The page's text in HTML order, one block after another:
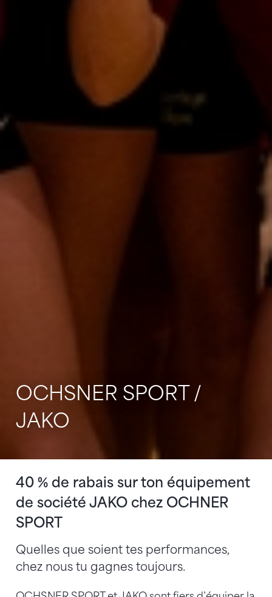
OCHSNER SPORT /
JAKO
40 % de rabais sur ton équipement
de société JAKO chez OCHNER
SPORT
Quelles que soient tes performances,
chez nous tu gagnes toujours.